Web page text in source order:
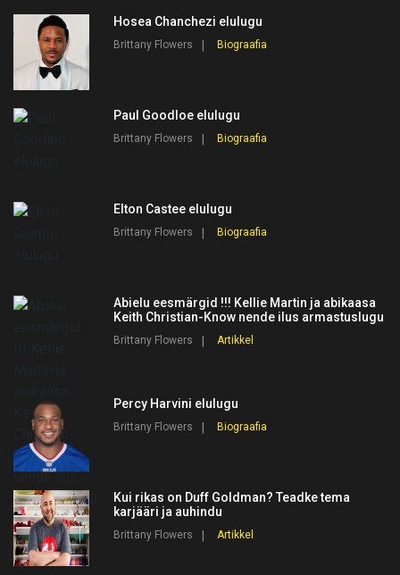
Hosea Chanchezi elulugu
Brittany Flowers Biograafia
Paul Goodloe elulugu
Brittany Flowers Biograafia
Elton Castee elulugu
Brittany Flowers Biograafia
Abielu eesmärgid !!! Kellie Martin ja abikaasa
Keith Christian-Know nende ilus armastuslugu
Brittany Flowers Artikkel
Percy Harvini elulugu
Brittany Flowers Biograafia
Kui rikas on Duff Goldman? Teadke tema
karjääri ja auhindu
Brittany Flowers Artikkel